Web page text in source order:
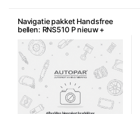
Navigatie pakket Handsfree
bellen: RNS510 P nieuw +
Premium Bluetooth + Inbouw